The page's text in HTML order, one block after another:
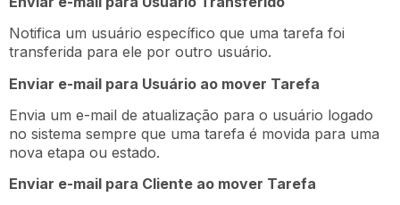
Notifica um usuário específico que uma tarefa foi
transferida para ele por outro usuário.
Enviar e-mail para Usuário ao mover Tarefa
Envia um e-mail de atualização para o usuário logado
no sistema sempre que uma tarefa é movida para uma
nova etapa ou estado.
Enviar e-mail para Cliente ao mover Tarefa